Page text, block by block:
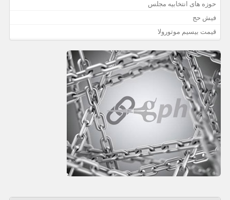
حوزه های انتخابیه مجلس
فیش حج
قیمت بیسیم موتورولا